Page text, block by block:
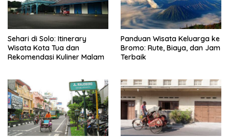
Sehari di Solo: Itinerary
Wisata Kota Tua dan
Rekomendasi Kuliner Malam
Panduan Wisata Keluarga ke
Bromo: Rute, Biaya, dan Jam
Terbaik